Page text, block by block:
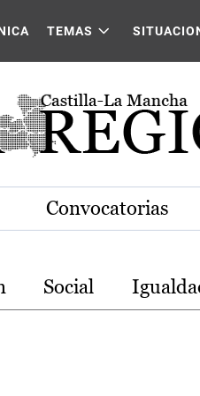
TEMAS
Convocatorias
Social